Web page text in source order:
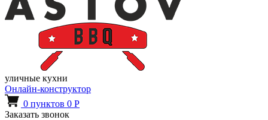
уличные кухни
Онлайн-конструктор
0 пунктов 0 Р
Заказать звонок